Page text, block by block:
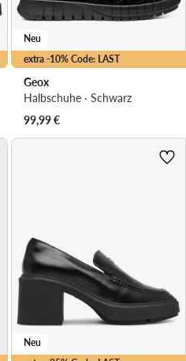
extra -10% Code: LAST
Neu
Geox
Halbschuhe · Schwarz
99,99€
Neu